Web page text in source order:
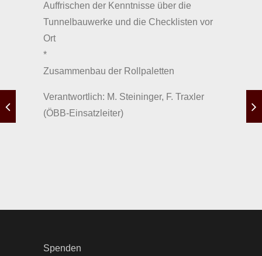
Auffrischen der Kenntnisse über die
Tunnelbauwerke und die Checklisten vor
Ort
*
Zusammenbau der Rollpaletten
Verantwortlich: M. Steininger, F. Traxler
(ÖBB-Einsatzleiter)
Spenden